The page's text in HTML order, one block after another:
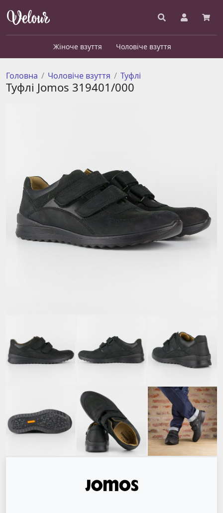
Жіноче взуття Чоловіче взуття
Головна Чоловіче взуття Туфлі
Туфлі Jomos 319401/000